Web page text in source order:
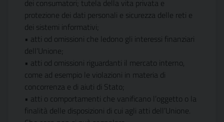
dei consumatori; tutela della vita privata e
protezione dei dati personali e sicurezza delle reti e
dei sistemi informativi;
• atti od omissioni che ledono gli interessi finanziari
dell’Unione;
• atti od omissioni riguardanti il mercato interno,
come ad esempio le violazioni in materia di
concorrenza e di aiuti di Stato;
• atti o comportamenti che vanificano l’oggetto o la
finalità delle disposizioni di cui agli atti dell’Unione.